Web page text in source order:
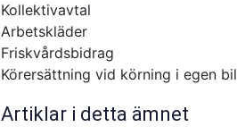
Kollektivavtal
Arbetskläder
Friskvårdsbidrag
Körersättning vid körning i egen bil
Artiklar i detta ämnet